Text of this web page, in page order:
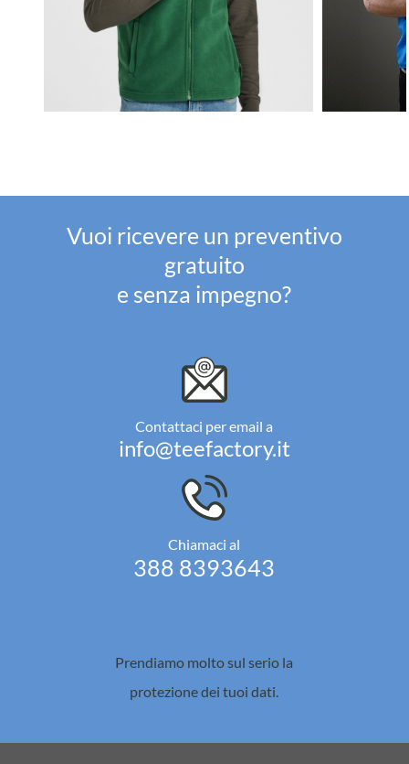
Vuoi ricevere un preventivo
gratuito
e senza impegno?
Contattaci per email a
info@teefactory.it
Chiamaci al
388 8393643
Prendiamo molto sul serio la
protezione dei tuoi dati.